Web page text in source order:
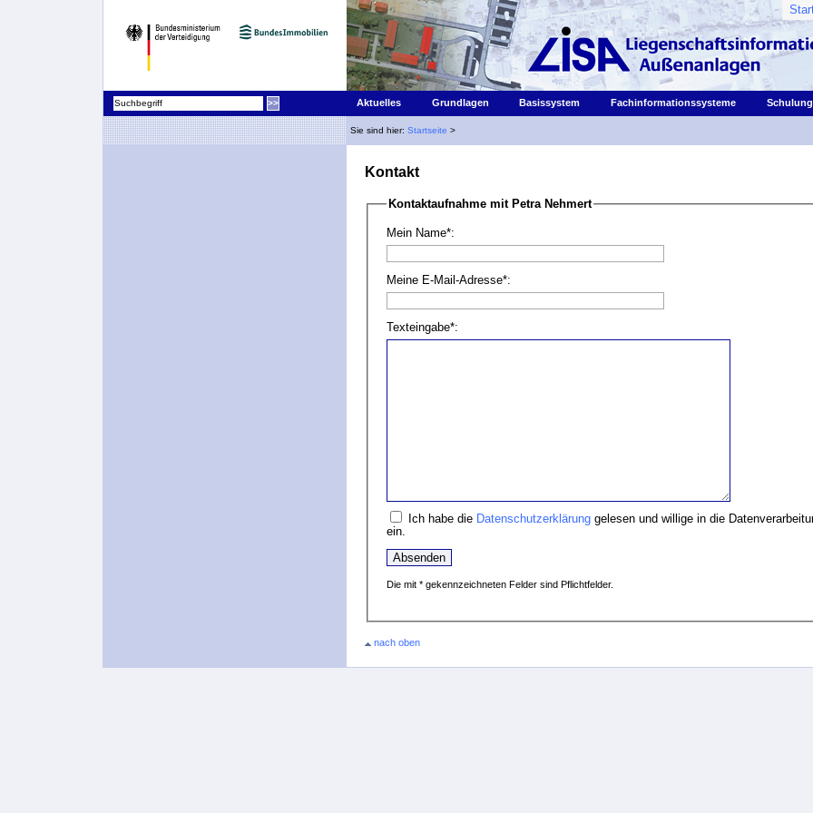
Aktuelles Grundlagen Basissystem Fachinformationssysteme Schulung
Sie sind hier: Startseite >
Kontakt
Kontaktaufnahme mit Petra Nehmert
Mein Name*:
Meine E-Mail-Adresse*:
Texteingabe*:
Ich habe die Datenschutzerklärung gelesen und willige in die
ein.
Die mit * gekennzeichneten Felder sind Pflichtfelder.
nach oben